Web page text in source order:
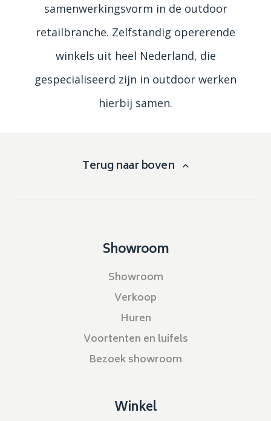
samenwerkingsvorm in de outdoor
retailbranche. Zelfstandig opererende
winkels uit heel Nederland, die
gespecialiseerd zijn in outdoor werken
hierbij samen.
Terug naar boven
Showroom
Showroom
Verkoop
Huren
Voortenten en luifels
Bezoek showroom
Winkel